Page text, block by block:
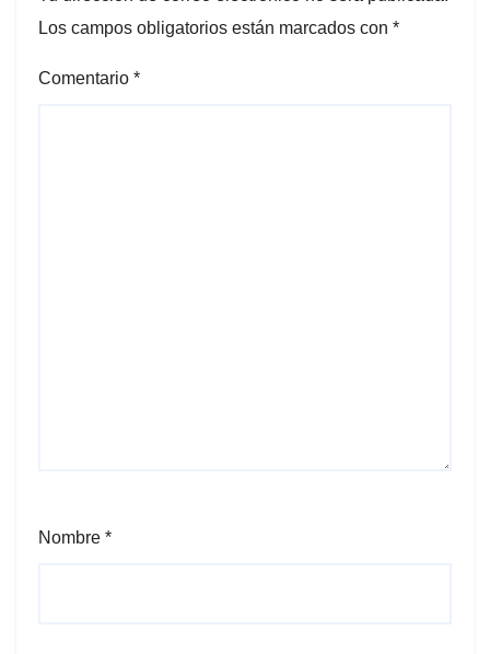
Los campos obligatorios están marcados con *
Comentario *
Nombre *